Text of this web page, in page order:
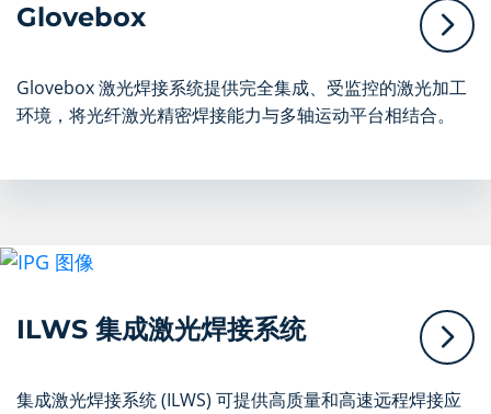
Glovebox
Glovebox 激光焊接系统提供完全集成、受监控的激光加工
环境，将光纤激光精密焊接能力与多轴运动平台相结合。
ILWS 集成激光焊接系统
集成激光焊接系统 (ILWS) 可提供高质量和高速远程焊接应